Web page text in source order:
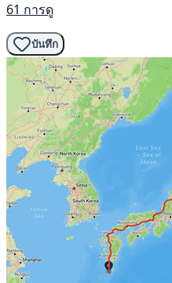
61 การดู
บันทึก